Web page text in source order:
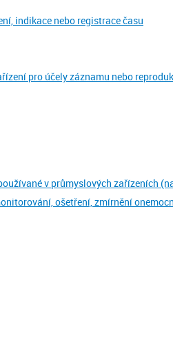
indikace nebo registrace času
pro účely záznamu nebo
v průmyslových zařízeních
ošetření, zmírnění